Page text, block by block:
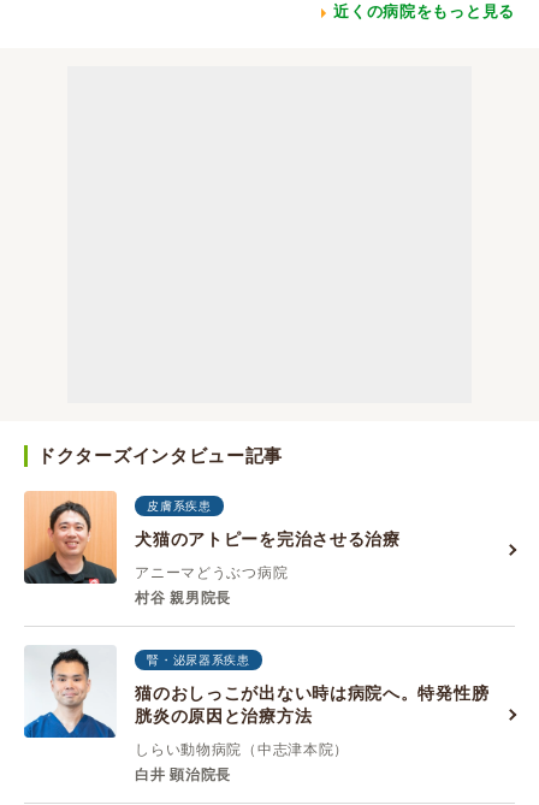
近くの病院をもっと見る
ドクターズインタビュー記事
皮膚系疾患
犬猫のアトピーを完治させる治療
アニーマどうぶつ病院
村谷 親男院長
腎・泌尿器系疾患
猫のおしっこが出ない時は病院へ。特発性膀
胱炎の原因と治療方法
しらい動物病院（中志津本院）
白井 顕治院長